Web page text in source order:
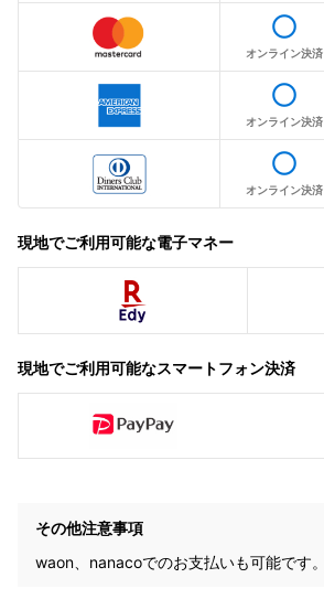
radio_button_unchecked
オンライン決済
radio_button_unchecked
オンライン決済
radio_button_unchecked
オンライン決済
現地でご利用可能な電子マネー
現地でご利用可能なスマートフォン決済
その他注意事項
waon、nanacoでのお支払いも可能です。